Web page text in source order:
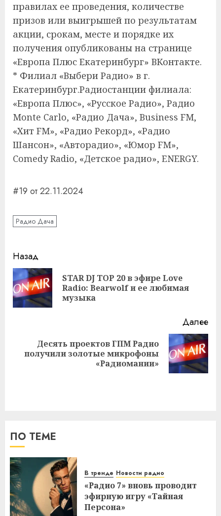
правилах ее проведения, количестве
призов или выигрышей по результатам
акции, срокам, месте и порядке их
получения опубликованы на странице
«Европа Плюс Екатеринбург» ВКонтакте.
* Филиал «Выбери Радио» в г.
Екатеринбург.Радиостанции филиала:
«Европа Плюс», «Русское Радио», Радио
Monte Carlo, «Радио Дача», Business FM,
«Хит FM», «Радио Рекорд», «Радио
Шансон», «Авторадио», «Юмор FM»,
Comedy Radio, «Детское радио», ENERGY.
#19 от 22.11.2024
Радио Дача
Навигация
записи
Назад
STAR DJ TOP 20 в эфире Love
Radio: Bearwolf и ее любимая
музыка
Далее
Следующая
Десять проектов ГПМ Радио
получили золотые микрофоны
«Радиомании»
ПО ТЕМЕ
В тренде Новости радио
«Радио 7» вновь проводит
эфирную игру «Тайная
Персона»